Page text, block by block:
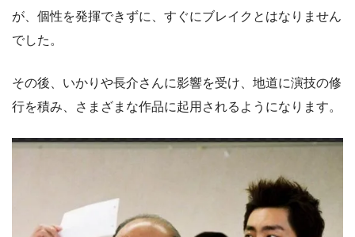
が、個性を発揮できずに、すぐにブレイクとはなりません
でした。
その後、いかりや長介さんに影響を受け、地道に演技の修
行を積み、さまざまな作品に起用されるようになります。